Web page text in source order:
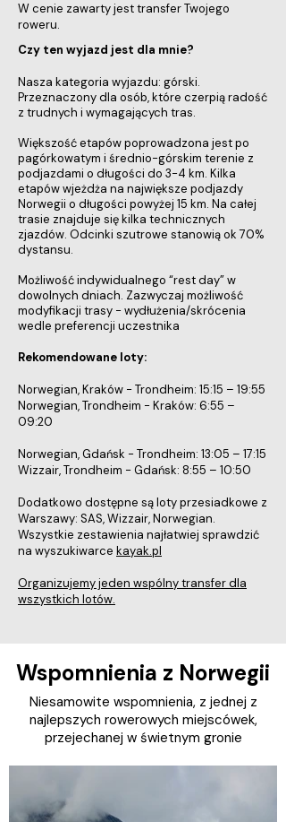
W cenie zawarty jest transfer Twojego
roweru.
Czy ten wyjazd jest dla mnie?
Nasza kategoria wyjazdu: górski.
Przeznaczony dla osób, które czerpią radość
z trudnych i wymagających tras.
Większość etapów poprowadzona jest po
pagórkowatym i średnio-górskim terenie z
podjazdami o długości do 3-4 km. Kilka
etapów wjeżdża na największe podjazdy
Norwegii o długości powyżej 15 km. Na całej
trasie znajduje się kilka technicznych
zjazdów. Odcinki szutrowe stanowią ok 70%
dystansu.
Możliwość indywidualnego “rest day” w
dowolnych dniach. Zazwyczaj możliwość
modyfikacji trasy - wydłużenia/skrócenia
wedle preferencji uczestnika
Rekomendowane loty:
Norwegian, Kraków - Trondheim: 15:15 – 19:55
Norwegian, Trondheim - Kraków: 6:55 –
09:20
Norwegian, Gdańsk - Trondheim: 13:05 – 17:15
Wizzair, Trondheim - Gdańsk: 8:55 – 10:50
Dodatkowo dostępne są loty przesiadkowe z
Warszawy: SAS, Wizzair, Norwegian.
Wszystkie zestawienia najłatwiej sprawdzić
na wyszukiwarce kayak.pl
Organizujemy jeden wspólny transfer dla
wszystkich lotów.
Wspomnienia z Norwegii
Niesamowite wspomnienia, z jednej z
najlepszych rowerowych miejscówek,
przejechanej w świetnym gronie